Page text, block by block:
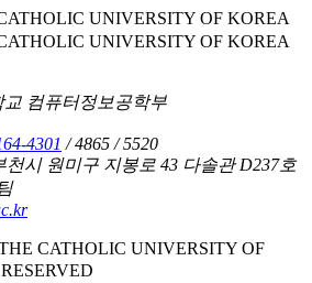
교 컴퓨터정보공학부
4301 / 4865 / 5520
천시 원미구 지봉로 43 다솔관 D237호
CATHOLIC UNIVERSITY OF